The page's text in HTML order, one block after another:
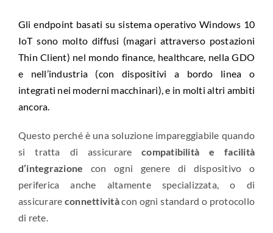
Gli endpoint basati su sistema operativo Windows 10
IoT sono molto diffusi (magari attraverso postazioni
Thin Client) nel mondo finance, healthcare, nella GDO
e nell’industria (con dispositivi a bordo linea o
integrati nei moderni macchinari), e in molti altri ambiti
ancora.
Questo perché è una soluzione impareggiabile quando
si tratta di assicurarecompatibilità e facilità
d’integrazione con ogni genere di dispositivo o
periferica anche altamente specializzata, o di
assicurare connettivitàcon ogni standard o protocollo
di rete.